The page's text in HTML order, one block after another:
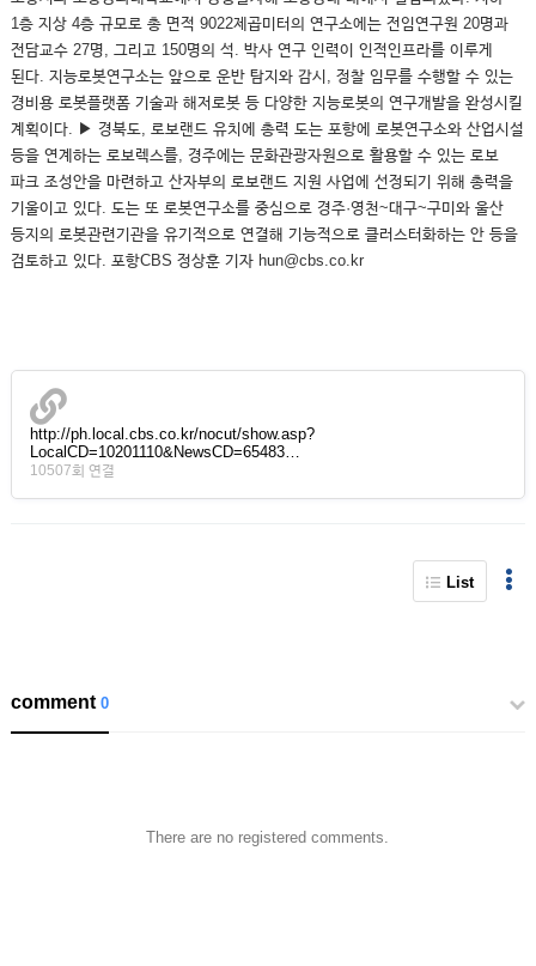
1층 지상 4층 규모로 총 면적 9022제곱미터의 연구소에는 전임연구원 20명과
전담교수 27명, 그리고 150명의 석. 박사 연구 인력이 인적인프라를 이루게
된다. 지능로봇연구소는 앞으로 운반 탐지와 감시, 정찰 임무를 수행할 수 있는
경비용 로봇플랫폼 기술과 해저로봇 등 다양한 지능로봇의 연구개발을 완성시킬
계획이다. ▶ 경북도, 로보랜드 유치에 총력 도는 포항에 로봇연구소와 산업시설
등을 연계하는 로보렉스를, 경주에는 문화관광자원으로 활용할 수 있는 로보
파크 조성안을 마련하고 산자부의 로보랜드 지원 사업에 선정되기 위해 총력을
기울이고 있다. 도는 또 로봇연구소를 중심으로 경주·영천~대구~구미와 울산
등지의 로봇관련기관을 유기적으로 연결해 기능적으로 클러스터화하는 안 등을
검토하고 있다. 포항CBS 정상훈 기자 hun@cbs.co.kr
http://ph.local.cbs.co.kr/nocut/show.asp?
LocalCD=10201110&NewsCD=65483…
10507회 연결
List
comment0
There are no registered comments.